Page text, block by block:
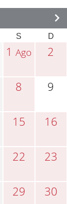
S D
1Ago 2
8 9
15 16
22 23
29 30